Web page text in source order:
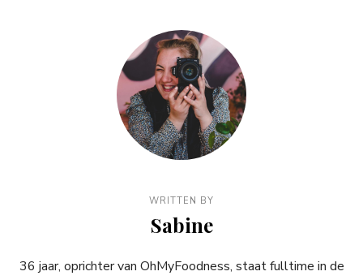
WRITTEN BY
Sabine
36 jaar, oprichter van OhMyFoodness, staat fulltime in de